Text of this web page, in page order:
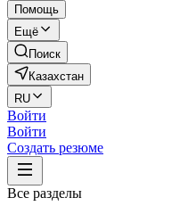
Помощь
Ещё
Поиск
Казахстан
RU
Войти
Войти
Создать резюме
Все разделы